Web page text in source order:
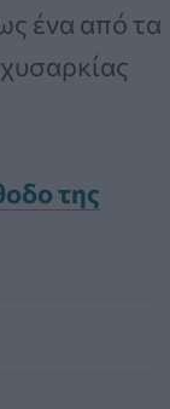
ένα από τα
της